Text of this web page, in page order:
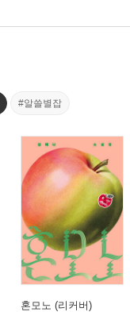
#알쓸별잡
혼모노 (리커버)